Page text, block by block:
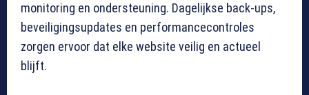
monitoring en ondersteuning. Dagelijkse back-ups,
beveiligingsupdates en performancecontroles
zorgen ervoor dat elke website veilig en actueel
blijft.